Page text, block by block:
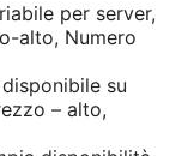
per server,
alto, Numero
su
– alto,